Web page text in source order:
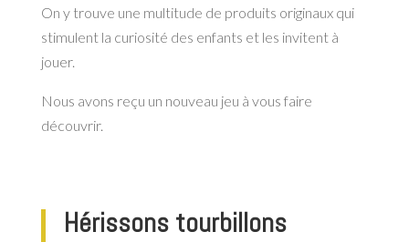
On y trouve une multitude de produits originaux qui
stimulent la curiosité des enfants et les invitent à
jouer.
Nous avons reçu un nouveau jeu à vous faire
découvrir.
Hérissons tourbillons